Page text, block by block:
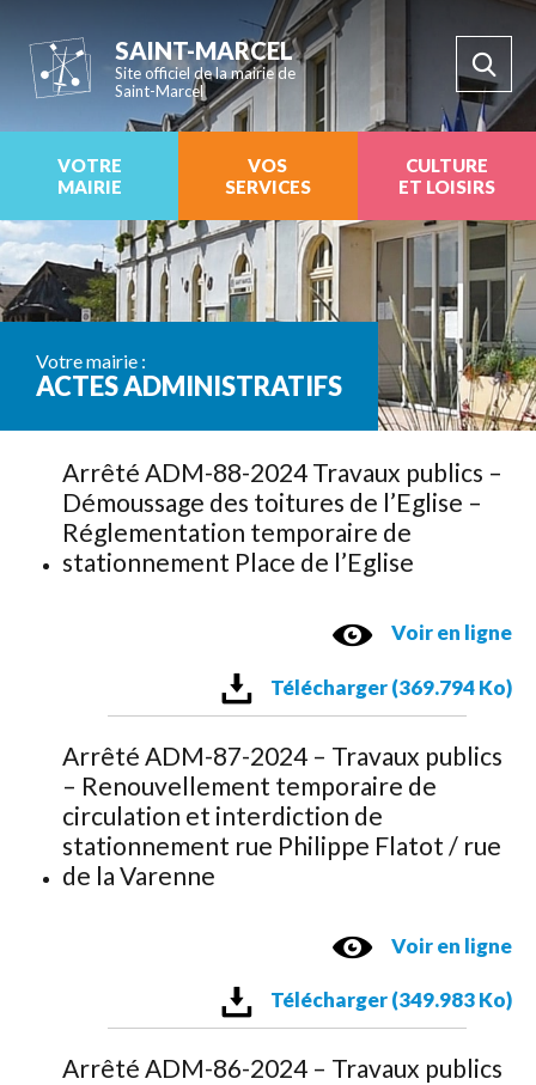
SAINT-MARCEL
Site officiel de la mairie de
Saint-Marcel
VOTRE
MAIRIE
VOS
SERVICES
CULTURE
ET LOISIRS
Votre mairie :
ACTES ADMINISTRATIFS
Arrêté ADM-88-2024 Travaux publics –
Démoussage des toitures de l’Eglise –
Réglementation temporaire de
stationnement Place de l’Eglise
Voir en ligne
Télécharger (369.794 Ko)
Arrêté ADM-87-2024 – Travaux publics
– Renouvellement temporaire de
circulation et interdiction de
stationnement rue Philippe Flatot / rue
de la Varenne
Voir en ligne
Télécharger (349.983 Ko)
Arrêté ADM-86-2024 – Travaux publics